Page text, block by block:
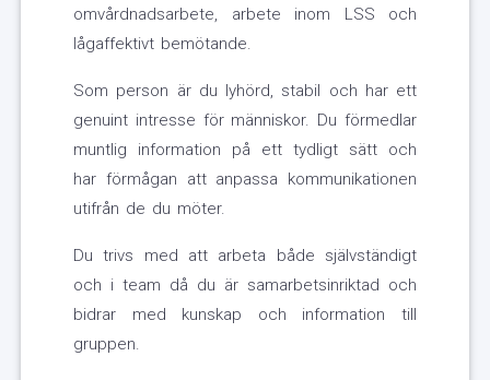
omvårdnadsarbete, arbete inom LSS och
lågaffektivt bemötande.
Som person är du lyhörd, stabil och har ett
genuint intresse för människor. Du förmedlar
muntlig information på ett tydligt sätt och
har förmågan att anpassa kommunikationen
utifrån de du möter.
Du trivs med att arbeta både självständigt
och i team då du är samarbetsinriktad och
bidrar med kunskap och information till
gruppen.